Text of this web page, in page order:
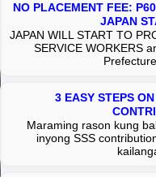
NO PLACEMENT FEE:
JAPAN
JAPAN WILL START TO
SERVICE WORKERS
3 EASY STEPS
Maraming rason kung
inyong SSS